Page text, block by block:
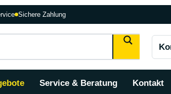
Sichere Zahlung
Service & Beratung Kontakt